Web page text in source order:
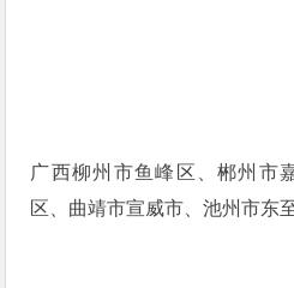
广西柳州市鱼峰区、郴州市
区、曲靖市宣威市、池州市东